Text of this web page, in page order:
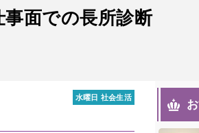
不倫相談 復縁相談 浮気相談
縁結び相談
仕事相談 祈祷相談
波動修正
霊感タロット
西洋占星術
事面での長所診断
水曜日 社会生活